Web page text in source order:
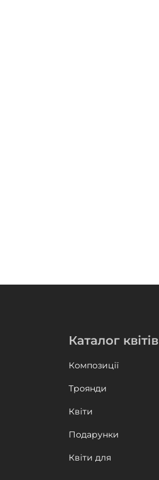
Каталог квітів
Композиції
Троянди
Квіти
Подарунки
Квіти для